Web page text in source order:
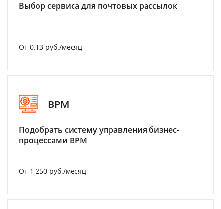
Выбор сервиса для почтовых рассылок
От 0.13 руб./месяц
BPM
Подобрать систему управления бизнес-
процессами BPM
От 1 250 руб./месяц